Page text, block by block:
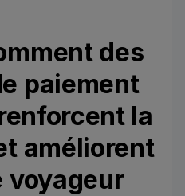
des
paiement
la
améliorent
voyageur